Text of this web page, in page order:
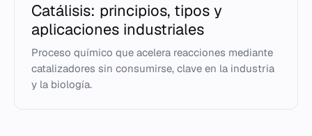
Catálisis: principios, tipos y
aplicaciones industriales
Proceso químico que acelera reacciones mediante
catalizadores sin consumirse, clave en la industria
y la biología.